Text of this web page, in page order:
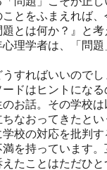
ことをふまえれば
とは何か？』と
理学者は、「問
すればいいのでし
ードはヒントにな
お話。その学校
ちなおってきたと
学校の対応を批判
を持っています
えたことはただひ